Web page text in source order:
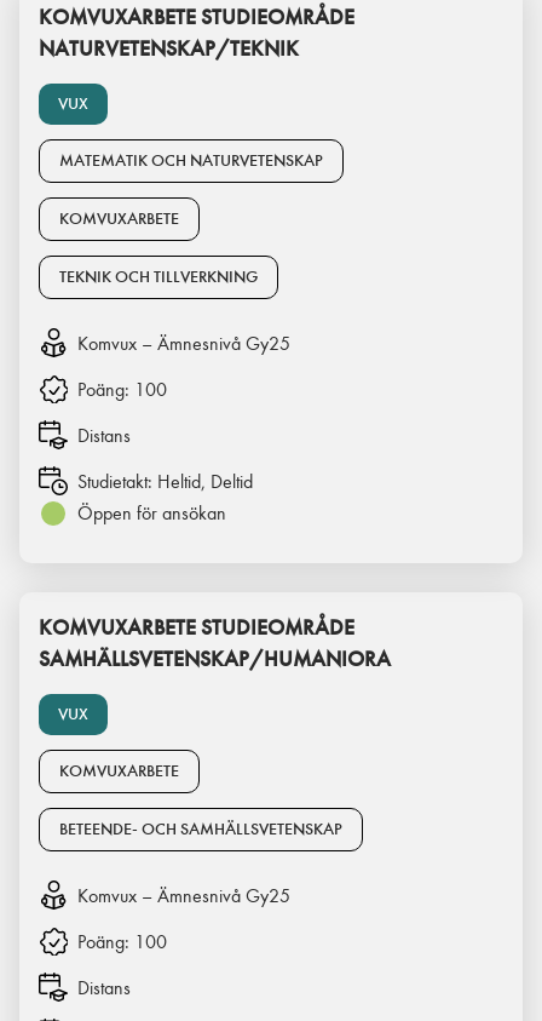
VUX
KOMVUXARBETE STUDIEOMRÅDE
NATURVETENSKAP/TEKNIK
MATEMATIK OCH NATURVETENSKAP
KOMVUXARBETE
TEKNIK OCH TILLVERKNING
Komvux – Ämnesnivå Gy25
Poäng: 100
Distans
Studietakt: Heltid, Deltid
Öppen för ansökan
VUX
KOMVUXARBETE STUDIEOMRÅDE
SAMHÄLLSVETENSKAP/HUMANIORA
KOMVUXARBETE
BETEENDE- OCH SAMHÄLLSVETENSKAP
Komvux – Ämnesnivå Gy25
Poäng: 100
Distans